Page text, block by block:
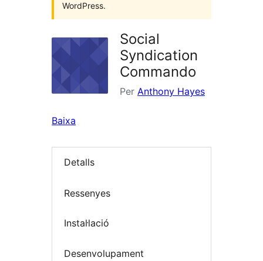
WordPress.
Social
Syndication
Commando
Per Anthony Hayes
Baixa
Detalls
Ressenyes
Instal·lació
Desenvolupament